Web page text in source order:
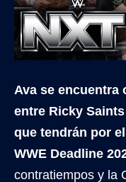
Ava se encuentra
entre Ricky
que tendrán por
WWE Deadline
contratiempos y la